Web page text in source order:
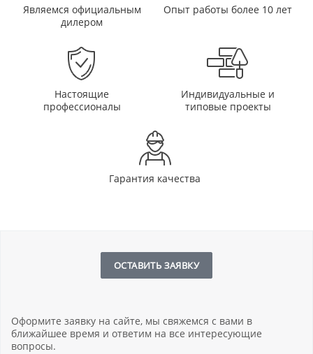
Являемся официальным
дилером
Опыт работы более 10 лет
Настоящие
профессионалы
Индивидуальные и
типовые проекты
Гарантия качества
ОСТАВИТЬ ЗАЯВКУ
Оформите заявку на сайте, мы свяжемся с вами в
ближайшее время и ответим на все интересующие
вопросы.